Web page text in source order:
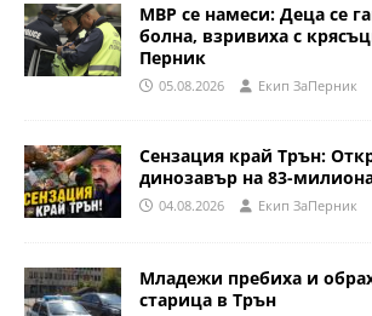
МВР се намеси: Деца се
болна, взривиха с
Перник
05.08.2026 Eкип ЗаПерник
Сензация край Трън:
динозавър на 83-
04.08.2026 Eкип ЗаПерник
Младежи пребиха и
старица в Трън